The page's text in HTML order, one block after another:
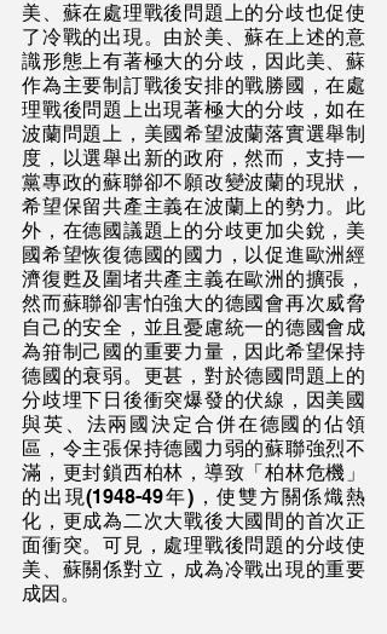
美、蘇在處理戰後問題上的分歧也促使
了冷戰的出現。由於美、蘇在上述的意
識形態上有著極大的分歧，因此美、蘇
作為主要制訂戰後安排的戰勝國，在處
理戰後問題上出現著極大的分歧，如在
波蘭問題上，美國希望波蘭落實選舉制
度，以選舉出新的政府，然而，支持一
黨專政的蘇聯卻不願改變波蘭的現狀，
希望保留共產主義在波蘭上的勢力。此
外，在德國議題上的分歧更加尖銳，美
國希望恢復德國的國力，以促進歐洲經
濟復甦及圍堵共產主義在歐洲的擴張，
然而蘇聯卻害怕強大的德國會再次威脅
自己的安全，並且憂慮統一的德國會成
為箝制己國的重要力量，因此希望保持
德國的衰弱。更甚，對於德國問題上的
分歧埋下日後衝突爆發的伏線，因美國
與英、法兩國決定合併在德國的佔領
區，令主張保持德國力弱的蘇聯強烈不
滿，更封鎖西柏林，導致「柏林危機」
的出現(1948-49年)，使雙方關係熾熱
化，更成為二次大戰後大國間的首次正
面衝突。可見，處理戰後問題的分歧使
美、蘇關係對立，成為冷戰出現的重要
成因。